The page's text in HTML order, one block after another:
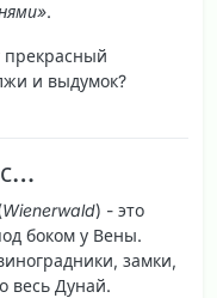
.
прекрасный
и выдумок?
Wienerwald) - это
боком у Вены.
замки,
весь Дунай.